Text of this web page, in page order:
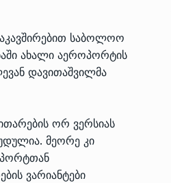
საბოლოო
ახალი აეროპორტის
დავითაშვილმა
ორ ვერსიას
მეორე კი
ვარიანტები
მინისტრმა ირაკლი
ახლად
ოზურგეთის…